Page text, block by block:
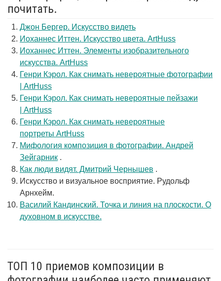
почитать.
Джон Бергер. Искусство видеть
Иоханнес Иттен. Искусство цвета. ArtHuss
Иоханнес Иттен. Элементы изобразительного
искусства. ArtHuss
Генри Кэрол. Как снимать невероятные фотографии
| ArtHuss
Генри Кэрол. Как снимать невероятные пейзажи
| ArtHuss
Генри Кэрол. Как снимать невероятные
портреты ArtHuss
Мифология композиция в фотографии. Андрей
Зейгарник .
Как люди видят. Дмитрий Чернышев .
Искусство и визуальное восприятие. Рудольф
Арнхейм.
Василий Кандинский. Точка и линия на плоскости. О
духовном в искусстве.
ТОП 10 приемов композиции в